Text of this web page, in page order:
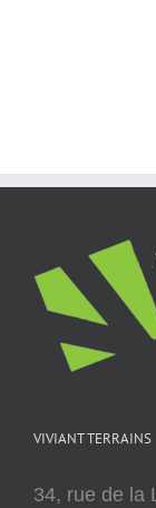
VIVIANT TERRAINS
34, rue de la